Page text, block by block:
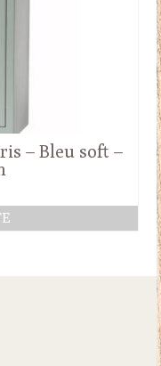
– Bleu soft –